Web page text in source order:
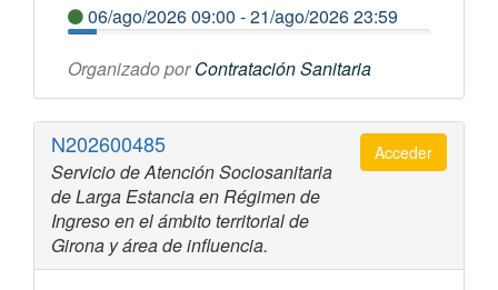
06/ago/2026 09:00 - 21/ago/2026 23:59
Organizado por Contratación Sanitaria
N202600485
Servicio de Atención Sociosanitaria
de Larga Estancia en Régimen de
Ingreso en el ámbito territorial de
Girona y área de influencia.
Acceder